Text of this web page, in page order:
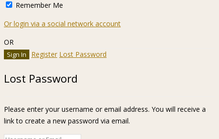
Remember Me
Or login via a social network account
OR
Register Lost Password
Lost Password
Please enter your username or email address. You will receive a
link to create a new password via email.